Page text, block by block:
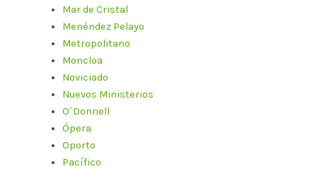
Mar de Cristal
Menéndez Pelayo
Metropolitano
Moncloa
Noviciado
Nuevos Ministerios
O´Donnell
Ópera
Oporto
Pacífico